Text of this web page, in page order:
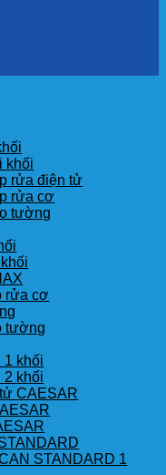
khối
rửa điện tử
rửa cơ
tường
rửa cơ
tường
1 khối
2 khối
CAESAR
STANDARD 1